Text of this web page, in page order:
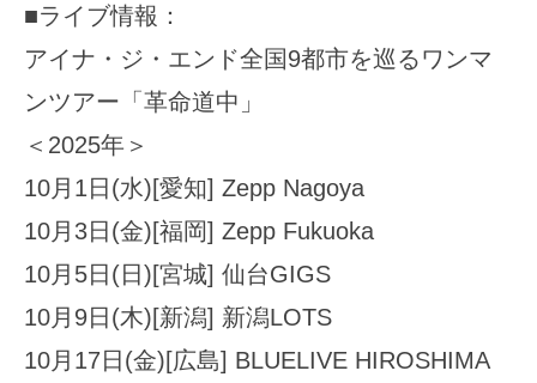
■ライブ情報：
アイナ・ジ・エンド全国9都市を巡るワンマ
ンツアー「革命道中」
＜2025年＞
10月1日(水)[愛知] Zepp Nagoya
10月3日(金)[福岡] Zepp Fukuoka
10月5日(日)[宮城] 仙台GIGS
10月9日(木)[新潟] 新潟LOTS
10月17日(金)[広島] BLUELIVE HIROSHIMA